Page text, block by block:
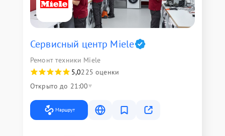
Сервисный центр Miele
Ремонт техники Miele
5,0225 оценки
Открыто до 21:00
Маршрут